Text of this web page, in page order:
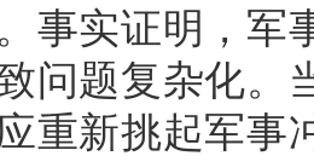
事实证明，军
问题复杂化。
重新挑起军事